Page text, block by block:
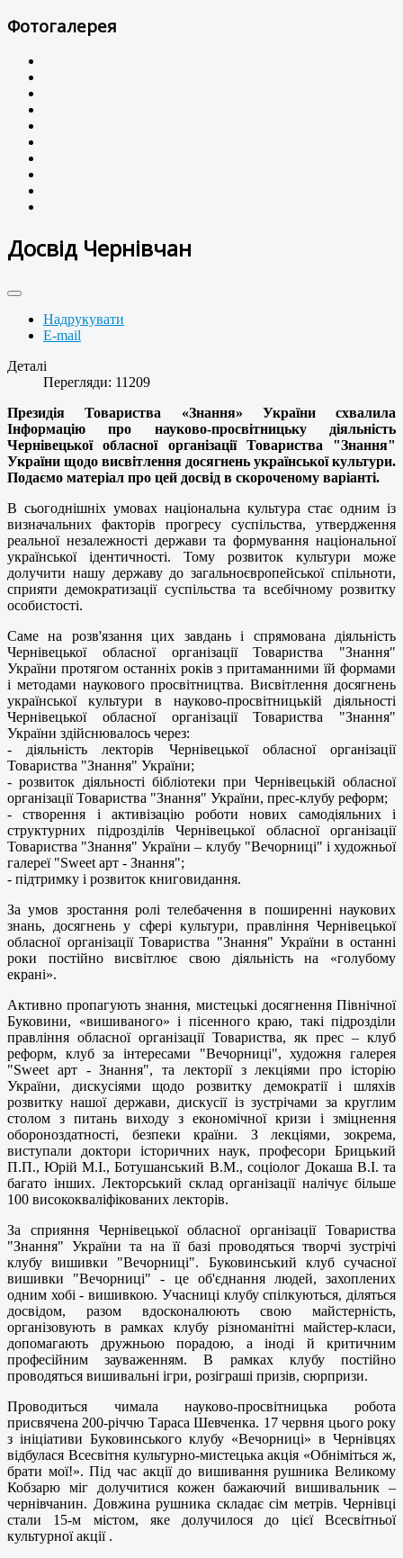
Фотогалерея
Досвід Чернівчан
Надрукувати
E-mail
Деталі
Перегляди: 11209
Президія Товариства «Знання» України схвалила
Інформацію про науково-просвітницьку діяльність
Чернівецької обласної організації Товариства "Знання"
України щодо висвітлення досягнень української культури.
Подаємо матеріал про цей досвід в скороченому варіанті.
В сьогоднішніх умовах національна культура стає одним із
визначальних факторів прогресу суспільства, утвердження
реальної незалежності держави та формування національної
української ідентичності. Тому розвиток культури може
долучити нашу державу до загальноєвропейської спільноти,
сприяти демократизації суспільства та всебічному розвитку
особистості.
Саме на розв'язання цих завдань і спрямована діяльність
Чернівецької обласної організації Товариства "Знання"
України протягом останніх років з притаманними їй формами
і методами наукового просвітництва. Висвітлення досягнень
української культури в науково-просвітницькій діяльності
Чернівецької обласної організації Товариства "Знання"
України здійснювалось через:
- діяльність лекторів Чернівецької обласної організації
Товариства "Знання" України;
- розвиток діяльності бібліотеки при Чернівецькій обласної
організації Товариства "Знання" України, прес-клубу реформ;
- створення і активізацію роботи нових самодіяльних і
структурних підрозділів Чернівецької обласної організації
Товариства "Знання" України – клубу "Вечорниці" і художньої
галереї "Sweet арт - Знання";
- підтримку і розвиток книговидання.
За умов зростання ролі телебачення в поширенні наукових
знань, досягнень у сфері культури, правління Чернівецької
обласної організації Товариства "Знання" України в останні
роки постійно висвітлює свою діяльність на «голубому
екрані».
Активно пропагують знання, мистецькі досягнення Північної
Буковини, «вишиваного» і пісенного краю, такі підрозділи
правління обласної організації Товариства, як прес – клуб
реформ, клуб за інтересами "Вечорниці", художня галерея
"Sweet арт - Знання", та лекторії з лекціями про історію
України, дискусіями щодо розвитку демократії і шляхів
розвитку нашої держави, дискусії із зустрічами за круглим
столом з питань виходу з економічної кризи і зміцнення
обороноздатності, безпеки країни. З лекціями, зокрема,
виступали доктори історичних наук, професори Брицький
П.П., Юрій М.І., Ботушанський В.М., соціолог Докаша В.І. та
багато інших. Лекторський склад організації налічує більше
100 висококваліфікованих лекторів.
За сприяння Чернівецької обласної організації Товариства
"Знання" України та на її базі проводяться творчі зустрічі
клубу вишивки "Вечорниці". Буковинський клуб сучасної
вишивки "Вечорниці" - це об'єднання людей, захоплених
одним хобі - вишивкою. Учасниці клубу спілкуються, діляться
досвідом, разом вдосконалюють свою майстерність,
організовують в рамках клубу різноманітні майстер-класи,
допомагають дружньою порадою, а іноді й критичним
професійним зауваженням. В рамках клубу постійно
проводяться вишивальні ігри, розіграші призів, сюрпризи.
Проводиться чимала науково-просвітницька робота
присвячена 200-річчю Тараса Шевченка. 17 червня цього року
з ініціативи Буковинського клубу «Вечорниці» в Чернівцях
відбулася Всесвітня культурно-мистецька акція «Обніміться ж,
брати мої!». Під час акції до вишивання рушника Великому
Кобзарю міг долучитися кожен бажаючий вишивальник –
чернівчанин. Довжина рушника складає сім метрів. Чернівці
стали 15-м містом, яке долучилося до цієї Всесвітньої
культурної акції .